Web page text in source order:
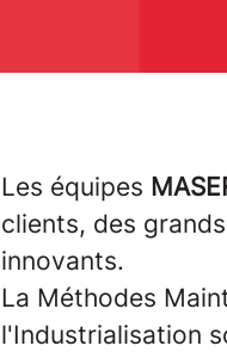
Les équipes
clients, des
innovants.
La Méthodes
l'Industrialisation